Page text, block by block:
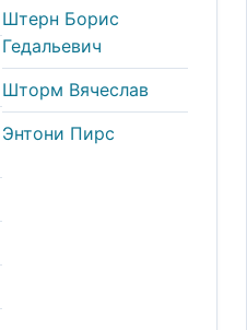
Штерн Борис
Гедальевич
Шторм Вячеслав
Энтони Пирс